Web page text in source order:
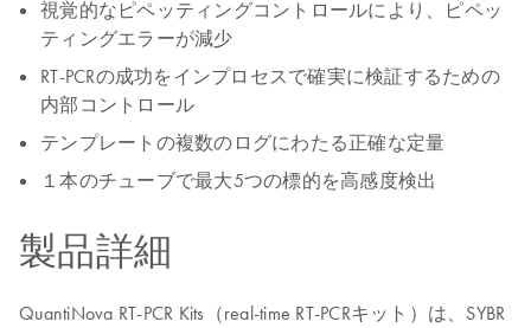
視覚的なピペッティングコントロールにより、ピペッ
ティングエラーが減少
RT-PCRの成功をインプロセスで確実に検証するための
内部コントロール
テンプレートの複数のログにわたる正確な定量
１本のチューブで最大5つの標的を高感度検出
製品詳細
QuantiNova RT-PCR Kits（real-time RT-PCRキット）は、SYBR